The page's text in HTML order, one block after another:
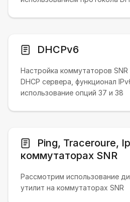
DHCPv6
Настройка коммутаторов
DHCP сервера, функционал
использование опций 37 и 38
Ping, Traceroure,
коммутаторах SNR
Рассмотрим использование
утилит на коммутаторах SNR